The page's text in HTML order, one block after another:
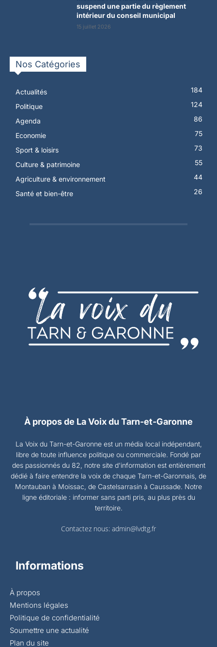
suspend une partie du règlement
intérieur du conseil municipal
15 juillet 2026
Nos Catégories
Actualités
184
Politique
124
Agenda
86
Economie
75
Sport & loisirs
73
Culture & patrimoine
55
Agriculture & environnement
44
Santé et bien-être
26
À propos de La Voix du Tarn-et-Garonne
La Voix du Tarn-et-Garonne est un média local indépendant,
libre de toute influence politique ou commerciale. Fondé par
des passionnés du 82, notre site d'information est entièrement
dédié à faire entendre la voix de chaque Tarn-et-Garonnais, de
Montauban à Moissac, de Castelsarrasin à Caussade. Notre
ligne éditoriale : informer sans parti pris, au plus près du
territoire.
Contactez nous: admin@lvdtg.fr
Informations
À propos
Mentions légales
Politique de confidentialité
Soumettre une actualité
Plan du site